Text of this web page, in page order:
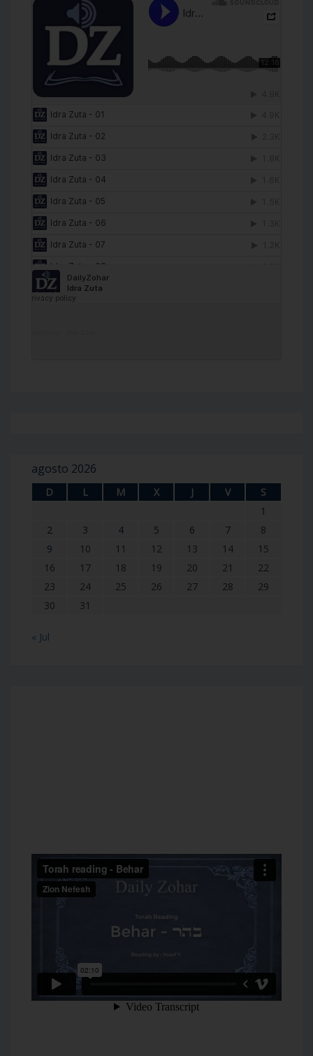
agosto 2026
D L M X J V
S
1
2
3 4 5 6 7
8
9
10 11 12 13 14
15
16
17 18 19 20 21
22
23
24 25 26 27 28
29
30
31
« Jul